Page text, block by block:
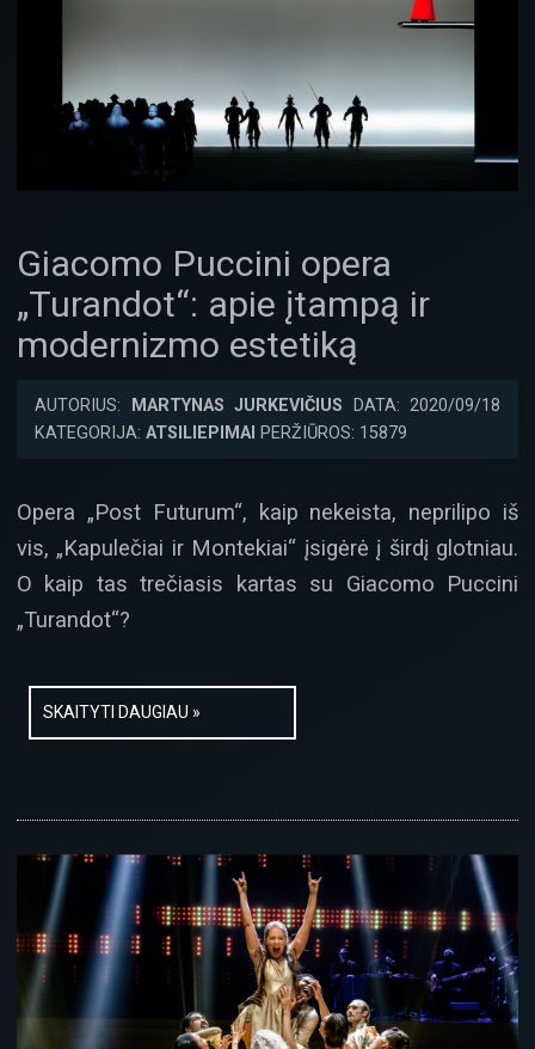
Giacomo Puccini opera
„Turandot“: apie įtampą ir
modernizmo estetiką
AUTORIUS: MARTYNAS JURKEVIČIUS DATA: 2020/09/18
KATEGORIJA: ATSILIEPIMAI PERŽIŪROS: 15879
Opera „Post Futurum“, kaip nekeista, neprilipo iš
vis, „Kapulečiai ir Montekiai“ įsigėrė į širdį glotniau.
O kaip tas trečiasis kartas su Giacomo Puccini
„Turandot“?
SKAITYTI DAUGIAU »